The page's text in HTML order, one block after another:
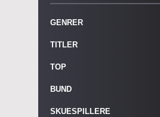
GENRER
TITLER
TOP
BUND
SKUESPILLERE